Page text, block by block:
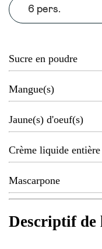
6 pers.
Sucre en poudre
Mangue(s)
Jaune(s) d'oeuf(s)
Crème liquide entière
Mascarpone
Descriptif de